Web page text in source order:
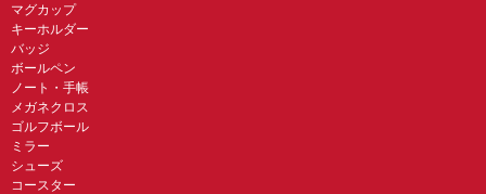
マグカップ
キーホルダー
バッジ
ボールペン
ノート・手帳
メガネクロス
ゴルフボール
ミラー
シューズ
コースター